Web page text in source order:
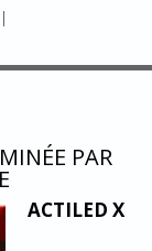
PAR
ACTILED X